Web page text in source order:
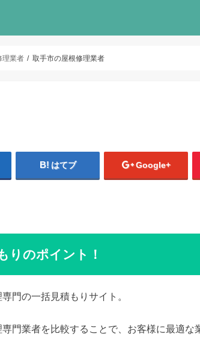
理業者 取手市の屋根修理業者
はてブ Google+
りのポイント！
門の一括見積もりサイト。
門業者を比較することで、お客様に最適な